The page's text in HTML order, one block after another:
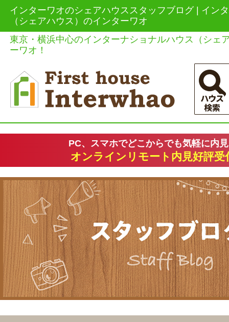
インターワオのシェアハウススタッフブログ | イン
（シェアハウス）のインターワオ
東京・横浜中心のインターナショナルハウス（シェ
ーワオ！
PC、スマホでどこからでも気軽に内
オンラインリモート内見好評受